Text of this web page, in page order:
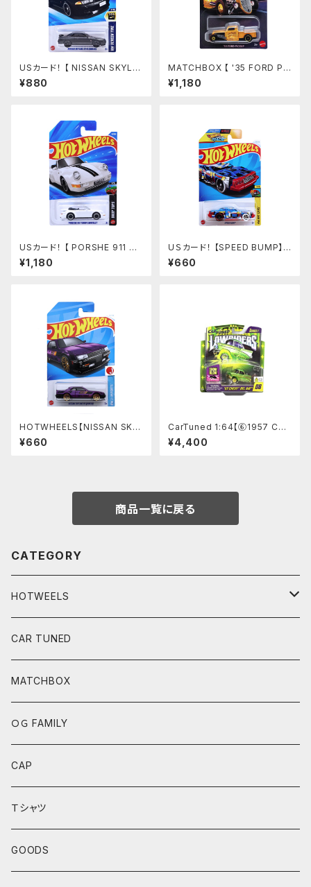
USカード！ 【 NISSAN SKYLIN
E GT-R(BNR32)】fast&furio
us ワイスピ
¥880
MATCHBOX 【 '35 FORD PI
CKUP】
¥1,180
USカード！ 【 PORSHE 911 TU
RBO CABRIOLET】ポルシェ
911
¥1,180
ＵＳカード！ 【SPEED BUMP】
LET'S RACE
¥660
HOTWHEELS【NISSAN SKY
LINE RS（KDR30）】パープル
¥660
CarTuned 1:64【⑥1957 Che
vy Bel Air】 Lowriders SHO
W GLOW Series 1 カーチュー
¥4,400
商品一覧に戻る
CATEGORY
HOTWEELS
BASIC
FAST&FURIOUS
CAR CULTURE
POP CULTURE
BOULEVARD SERIES
ANNIVERSARY SERIES
CAR TUNED
MATCHBOX
ＯＧ FAMILY
CAP
Ｔシャツ
GOODS